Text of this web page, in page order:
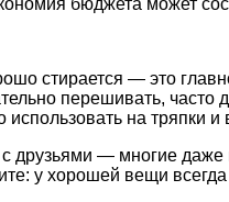
бюджета может
стирается — это
перешивать, часто
на тряпки и
с друзьями — многие
у хорошей вещи всегда